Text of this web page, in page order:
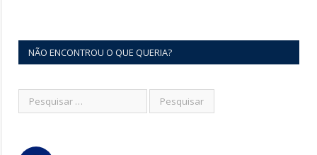
NÃO ENCONTROU O QUE QUERIA?